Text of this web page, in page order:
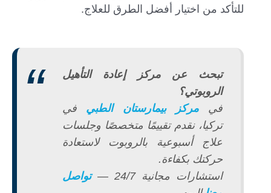
للتأكد من اختيار أفضل الطرق للعلاج.
تبحث عن مركز إعادة التأهيل
الروبوتي؟
فيمركز بيمارستان الطبي في
تركيا، نقدم تقييمًا متخصصًا وجلسات
علاج أسبوعية بالروبوت لاستعادة
حركتك بكفاءة.
استشارات مجانية 24/7 —
تواصل